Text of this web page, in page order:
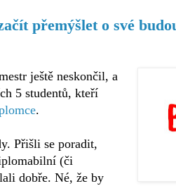
přemýšlet o své
ještě neskončil, a
5 studentů, kteří
.
Přišli se poradit,
(či
dobře. Né, že by